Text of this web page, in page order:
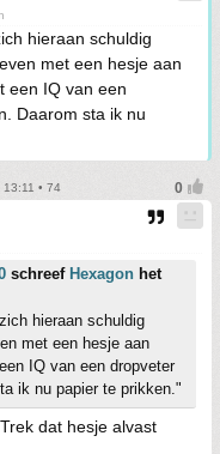
hieraan schuldig
met een hesje aan
een IQ van een
Daarom sta ik nu
• 74
schreef Hexagon het
hieraan schuldig
met een hesje aan
IQ van een dropveter
ik nu papier te prikken."
dat hesje alvast